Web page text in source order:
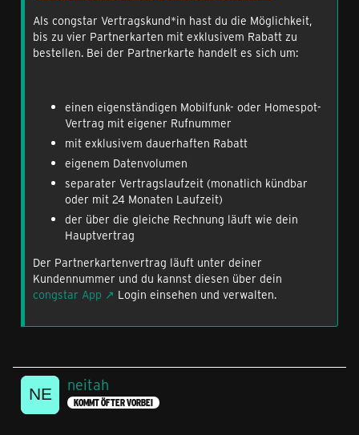
Als congstar Vertragskund*in hast du die Möglichkeit,
bis zu vier Partnerkarten mit exklusivem Rabatt zu
bestellen. Bei der Partnerkarte handelt es sich um:
einen eigenständigen Mobilfunk- oder Homespot-
Vertrag mit eigener Rufnummer
mit exklusivem dauerhaften Rabatt
eigenem Datenvolumen
separater Vertragslaufzeit (monatlich kündbar
oder mit 24 Monaten Laufzeit)
der über die gleiche Rechnung läuft wie dein
Hauptvertrag
Der Partnerkartenvertrag läuft unter deiner
Kundennummer und du kannst diesen über dein
congstar App
Login einsehen und verwalten.
neitah
KOMMT ÖFTER VORBEI